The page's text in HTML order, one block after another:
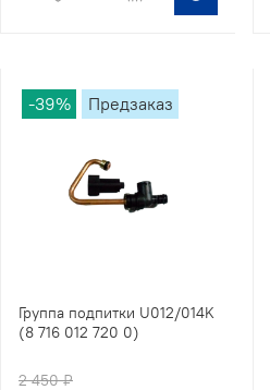
-39% Предзаказ
Группа подпитки U012/014K
(8 716 012 720 0)
2 450 ₽